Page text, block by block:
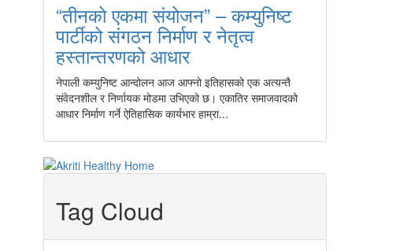
“तीनको एकमा संयोजन” – कम्युनिष्ट
पार्टीको संगठन निर्माण र नेतृत्व
हस्तान्तरणको आधार
नेपाली कम्युनिष्ट आन्दोलन आज आफ्नो इतिहासको एक अत्यन्तै
संवेदनशील र निर्णायक मोडमा उभिएको छ। एकातिर समाजवादको
आधार निर्माण गर्ने ऐतिहासिक कार्यभार हाम्रा...
Tag Cloud